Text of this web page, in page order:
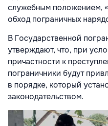
служебным положением,
обход пограничных
В Государственной
утверждают, что, при
причастности к
пограничники будут
в порядке, который
законодательством.